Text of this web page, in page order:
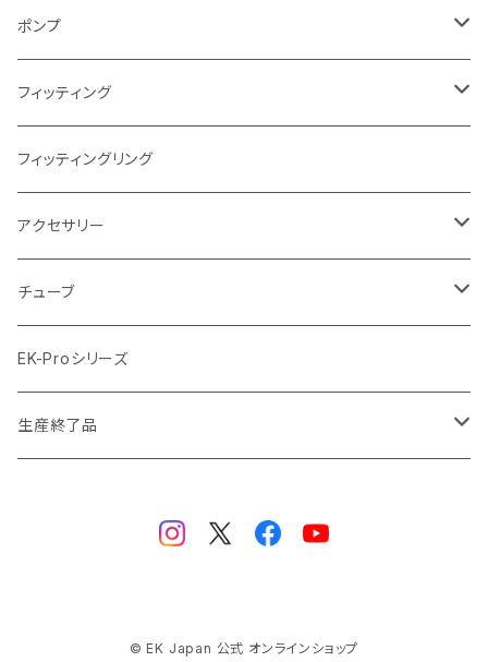
AMD
ディストロプレート
ラジエーターサイズ280mm
ラジエーターサイズ360mm
ラジエーターサイズ420mm
ラジエーターサイズ480mm
ラジエーターサイズ560mm
FANサイズ120mm
FANサイズ140mm
ポンプ
ディストロプレート
フィッティング
ニッケル Nickel
サテンチタン SatinTitan
ブラック Black
ブラックニッケル BlackNickel
ゴールド Gold
フィッティングリング
アクセサリー
クーラント
マウスパッド
ツール
チューブ
材質
ハード（PETG）
サイズ（OD:外径 / ID:内径）
EK-Proシリーズ
生産終了品
© EK Japan 公式 オンラインショップ